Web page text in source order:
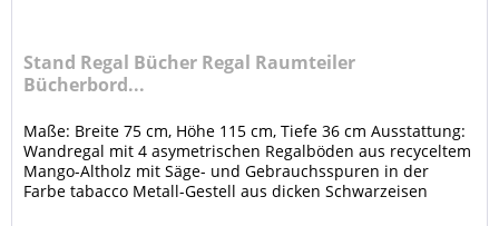
Stand Regal Bücher Regal Raumteiler
Bücherbord...
Maße: Breite 75 cm, Höhe 115 cm, Tiefe 36 cm Ausstattung:
Wandregal mit 4 asymetrischen Regalböden aus recyceltem
Mango-Altholz mit Säge- und Gebrauchsspuren in der
Farbe tabacco Metall-Gestell aus dicken Schwarzeisen